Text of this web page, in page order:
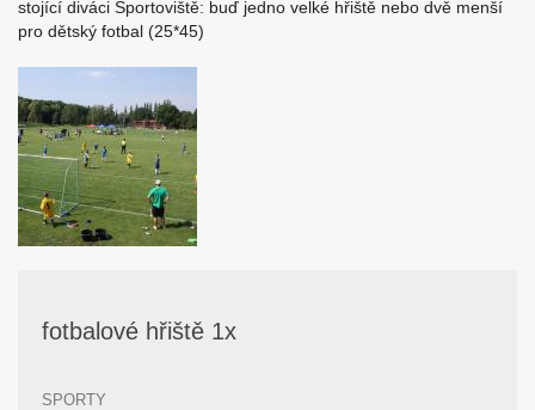
stojící diváci Sportoviště: buď jedno velké hřiště nebo dvě menší
pro dětský fotbal (25*45)
fotbalové hřiště 1x
SPORTY